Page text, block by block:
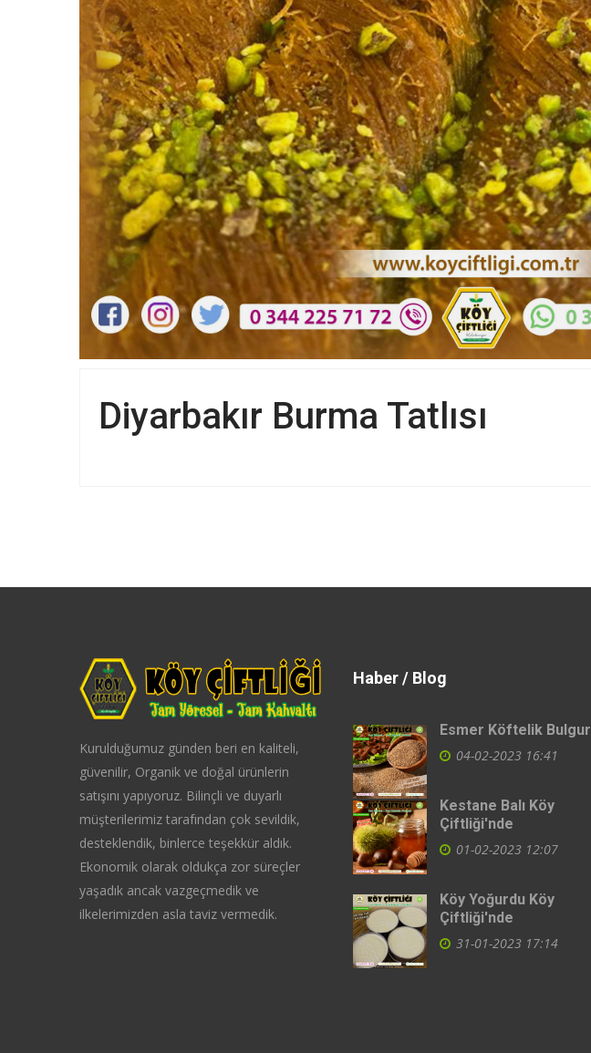
Diyarbakır Burma Tatlısı
Kurulduğumuz günden beri en kaliteli,
güvenilir, Organik ve doğal ürünlerin
satışını yapıyoruz. Bilinçli ve duyarlı
müşterilerimiz tarafından çok sevildik,
desteklendik, binlerce teşekkür aldık.
Ekonomik olarak oldukça zor süreçler
yaşadık ancak vazgeçmedik ve
ilkelerimizden asla taviz vermedik.
Haber / Blog
Esmer Köftelik Bulgur
04-02-2023 16:41
Kestane Balı Köy
Çiftliği'nde
01-02-2023 12:07
Köy Yoğurdu Köy
Çiftliği'nde
31-01-2023 17:14